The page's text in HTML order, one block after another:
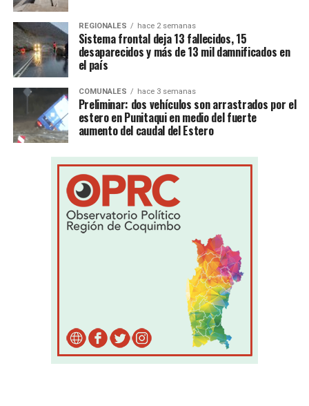
REGIONALES hace 2 semanas
Sistema frontal deja 13 fallecidos, 15
desaparecidos y más de 13 mil damnificados en
el país
COMUNALES hace 3 semanas
Preliminar: dos vehículos son arrastrados por el
estero en Punitaqui en medio del fuerte
aumento del caudal del Estero